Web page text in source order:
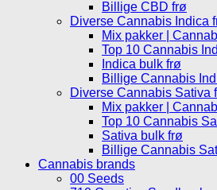
Billige CBD frø
Diverse Cannabis Indica
Mix pakker |
Top 10 Cannabis
Indica bulk frø
Billige Cannabis
Diverse Cannabis Sativa
Mix pakker |
Top 10 Cannabis
Sativa bulk frø
Billige Cannabis
Cannabis brands
00 Seeds